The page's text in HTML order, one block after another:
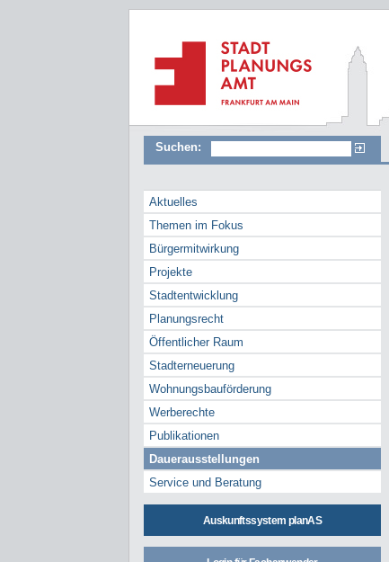
Suchen:
Aktuelles
Themen im Fokus
Bürgermitwirkung
Projekte
Stadtentwicklung
Planungsrecht
Öffentlicher Raum
Stadterneuerung
Wohnungsbauförderung
Werberechte
Publikationen
Dauerausstellungen
Service und Beratung
Auskunftssystem planAS